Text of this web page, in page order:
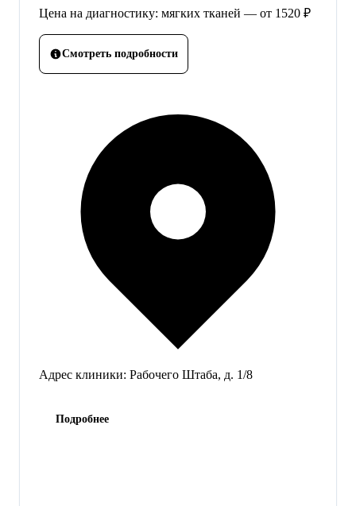
Цена на диагностику: мягких тканей — от 1520 ₽
Смотреть подробности
Адрес клиники: Рабочего Штаба, д. 1/8
Подробнее